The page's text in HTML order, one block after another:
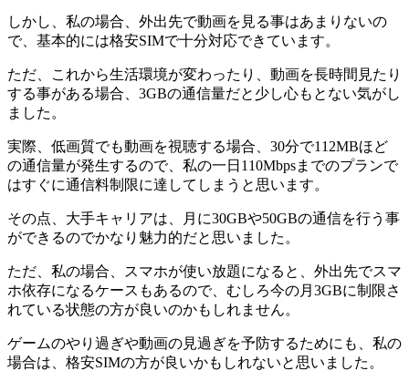
しかし、私の場合、外出先で動画を見る事はあまりないの
で、基本的には格安SIMで十分対応できています。
ただ、これから生活環境が変わったり、動画を長時間見たり
する事がある場合、3GBの通信量だと少し心もとない気がし
ました。
実際、低画質でも動画を視聴する場合、30分で112MBほど
の通信量が発生するので、私の一日110Mbpsまでのプランで
はすぐに通信料制限に達してしまうと思います。
その点、大手キャリアは、月に30GBや50GBの通信を行う事
ができるのでかなり魅力的だと思いました。
ただ、私の場合、スマホが使い放題になると、外出先でスマ
ホ依存になるケースもあるので、むしろ今の月3GBに制限さ
れている状態の方が良いのかもしれません。
ゲームのやり過ぎや動画の見過ぎを予防するためにも、私の
場合は、格安SIMの方が良いかもしれないと思いました。